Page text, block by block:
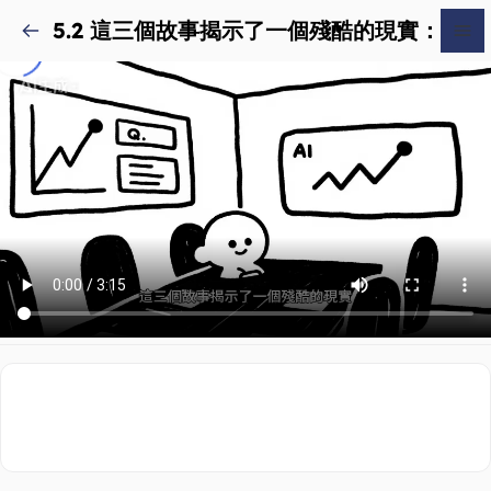
5.2 這三個故事揭示了一個殘酷的現實：